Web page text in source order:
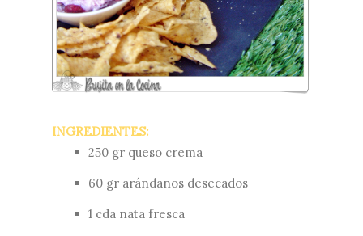
INGREDIENTES:
250 gr queso crema
60 gr arándanos desecados
1 cda nata fresca